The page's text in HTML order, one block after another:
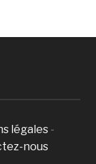
légales -
nous